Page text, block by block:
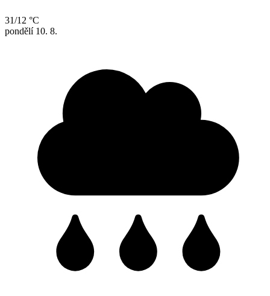
31/12 °C
pondělí 10. 8.